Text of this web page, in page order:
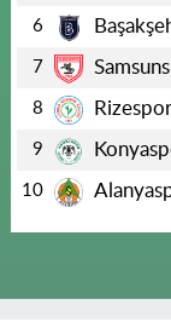
6
7
8 Rizespor
9
10